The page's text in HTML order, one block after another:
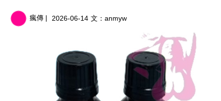
瘋傳 | 2026-06-14 文： anmyw